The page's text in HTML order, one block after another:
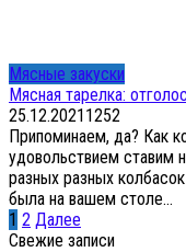
Мясные закуски
Мясная тарелка:
25.12.20211252
Припоминаем, да? Как
удовольствием ставим
разных разных
была на вашем столе...
Пагинация
записей
1 2 Далее
Свежие записи